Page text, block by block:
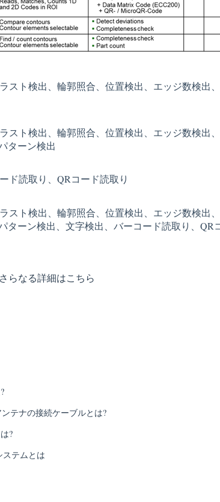
スト検出、輪郭照合、位置検出、エッジ数検出
スト検出、輪郭照合、位置検出、エッジ数検出
ターン検出
ド読取り、QRコード読取り
スト検出、輪郭照合、位置検出、エッジ数検出
ターン検出、文字検出、バーコード読取り、QR
らなる詳細はこちら
テナの接続ケーブルとは?
?
ステムとは